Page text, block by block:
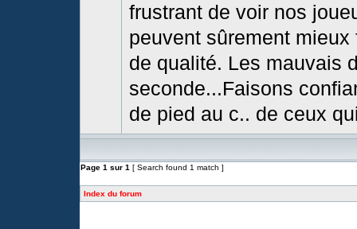
frustrant de voir nos
peuvent sûrement
de qualité. Les mauvais
seconde...Faisons
de pied au c.. de ceux
Page 1 sur 1 [ Search found 1 match ]
Index du forum